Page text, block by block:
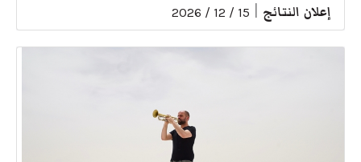
إعلان النتائج 15 / 12 / 2026